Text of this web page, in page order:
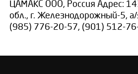
ЦАМАКС ООО, Россия Адрес:
обл., г. Железнодорожный-5,
(985) 776-20-57, (901) 512-